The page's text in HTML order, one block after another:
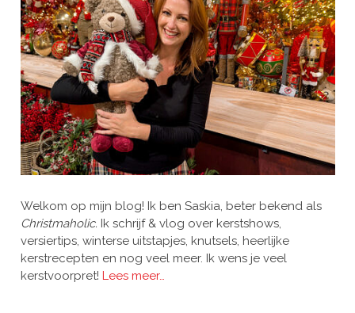
Welkom op mijn blog! Ik ben Saskia, beter bekend als
Christmaholic. Ik schrijf & vlog over kerstshows,
versiertips, winterse uitstapjes, knutsels, heerlijke
kerstrecepten en nog veel meer. Ik wens je veel
kerstvoorpret! Lees meer…